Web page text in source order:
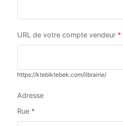
URL de votre compte vendeur *
https://ktebiktebek.com/librairie/
Adresse
Rue *